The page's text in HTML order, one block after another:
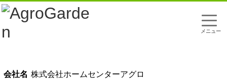
t
o
g
会社名 株式会社ホームセンターアグロ